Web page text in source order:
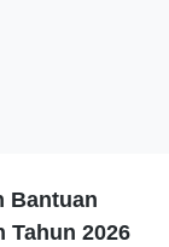
Bantuan
Tahun 2026